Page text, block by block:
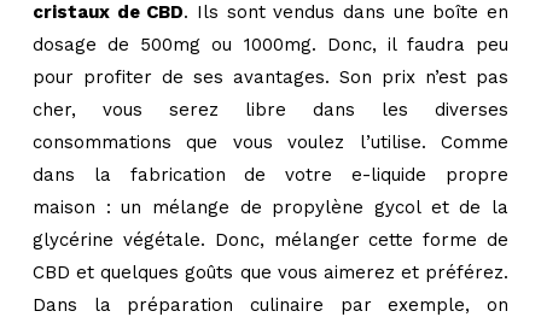
cristaux de CBD. Ils sont vendus dans une boîte en
dosage de 500mg ou 1000mg. Donc, il faudra peu
pour profiter de ses avantages. Son prix n’est pas
cher, vous serez libre dans les diverses
consommations que vous voulez l’utilise. Comme
dans la fabrication de votre e-liquide propre
maison : un mélange de propylène gycol et de la
glycérine végétale. Donc, mélanger cette forme de
CBD et quelques goûts que vous aimerez et préférez.
Dans la préparation culinaire par exemple, on